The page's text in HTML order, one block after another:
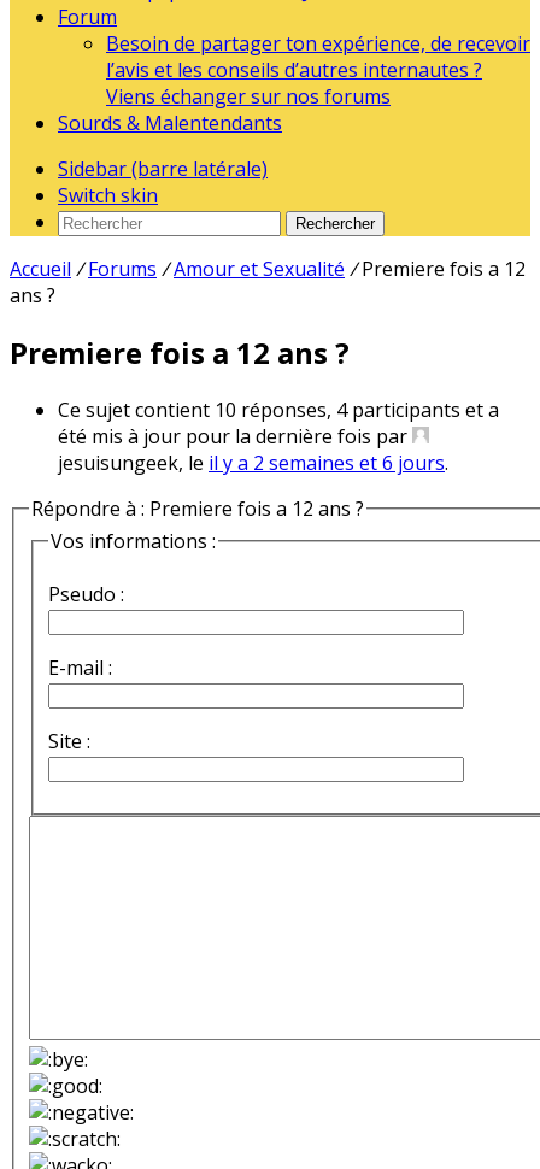
Forum
Besoin de partager ton expérience, de recevoir
l’avis et les conseils d’autres internautes ?
Viens échanger sur nos forums
Sourds & Malentendants
Sidebar (barre latérale)
Switch skin
Rechercher
Accueil / Forums /Amour et Sexualité / Premiere fois a 12
ans ?
Premiere fois a 12 ans ?
Ce sujet contient 10 réponses, 4 participants et a
été mis à jour pour la dernière fois par
jesuisungeek, le il y a 2 semaines et 6 jours.
Répondre à : Premiere fois a 12 ans ?
Vos informations :
Pseudo :
E-mail :
Site :